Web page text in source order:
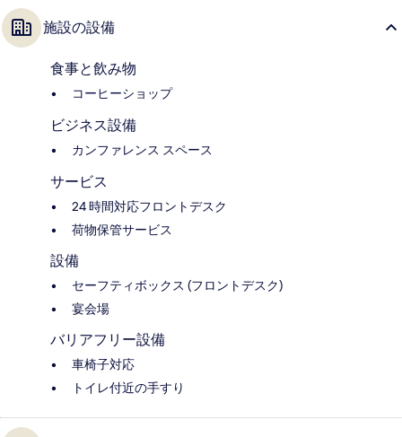
施設の設備
食事と飲み物
コーヒーショップ
ビジネス設備
カンファレンス スペース
サービス
24 時間対応フロントデスク
荷物保管サービス
設備
セーフティボックス (フロントデスク)
宴会場
バリアフリー設備
車椅子対応
トイレ付近の手すり